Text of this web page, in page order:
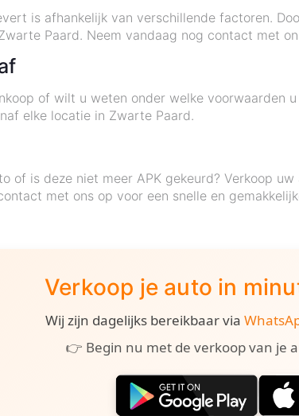
is afhankelijk van verschillende factoren.
Paard. Neem vandaag nog contact met
of wilt u weten onder welke voorwaarden
elke locatie in Zwarte Paard.
of is deze niet meer APK gekeurd? Verkoop
met ons op voor een snelle en
Verkoop je auto in
Wij zijn dagelijks bereikbaar via
👉 Begin nu met de verkoop van je